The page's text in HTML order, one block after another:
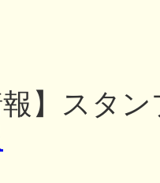
報】スタ